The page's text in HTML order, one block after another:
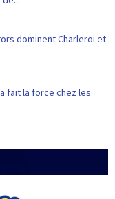
dominent Charleroi et
a fait la force chez les